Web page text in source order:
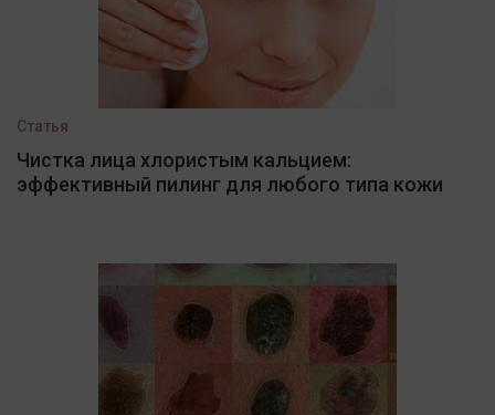
Статья
Чистка лица хлористым кальцием:
эффективный пилинг для любого типа кожи